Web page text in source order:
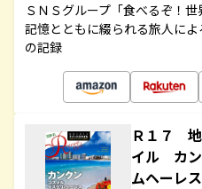
ＳＮＳグループ「食べるぞ！
記憶とともに綴られる旅人に
の記録
Ｒ１７
イル カ
ムヘーレ